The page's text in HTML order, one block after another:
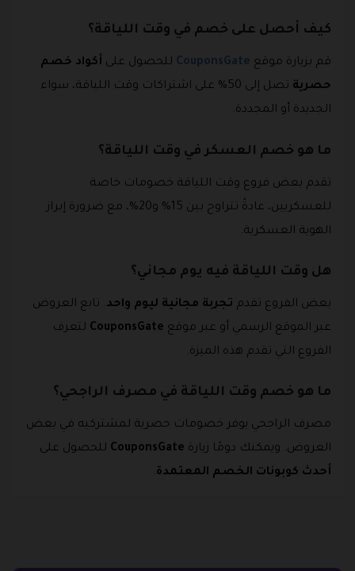
كيف أحصل على خصم في وقت اللياقة؟
قم بزيارة موقع CouponsGate للحصول على أكواد خصم
حصرية
تصل إلى 50% على اشتراكات وقت اللياقة، سواء
الجديدة أو المجددة.
ما هو خصم العسكر في وقت اللياقة؟
تقدم بعض فروع وقت اللياقة خصومات خاصة
للعسكريين، عادةً تتراوح بين 15% و20%، مع ضرورة إبراز
الهوية العسكرية.
هل وقت اللياقة فيه يوم مجاني؟
بعض الفروع تقدم تجربة مجانية ليوم واحد. تابع العروض
عبر الموقع الرسمي أو عبر موقع CouponsGate لتعرف
الفروع التي تقدم هذه الميزة.
ما هو خصم وقت اللياقة في مصرف الراجحي؟
مصرف الراجحي يوفر خصومات حصرية لمشتركيه في بعض
العروض. ويمكنك دومًا زيارة CouponsGate للحصول على
أحدث كوبونات الخصم المعتمدة.